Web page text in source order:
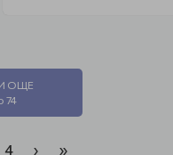
ОЩЕ
74
4 › »